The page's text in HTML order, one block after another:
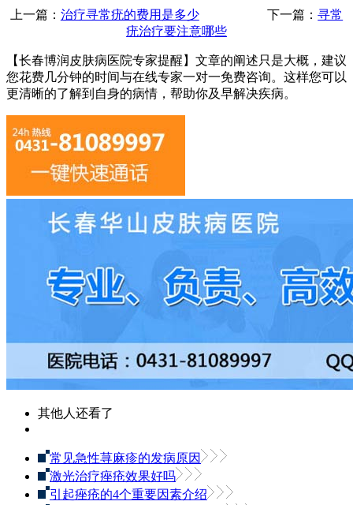
上一篇： 治疗寻常疣的费用是多少 下一篇：寻常
疣治疗要注意哪些
【长春博润皮肤病医院专家提醒】 文章的阐述只是大概，建议
您花费几分钟的时间与在线专家一对一免费咨询。这样您可以
更清晰的了解到自身的病情，帮助你及早解决疾病。
其他人还看了
常见急性荨麻疹的发病原因
激光治疗痤疮效果好吗
引起痤疮的4个重要因素介绍